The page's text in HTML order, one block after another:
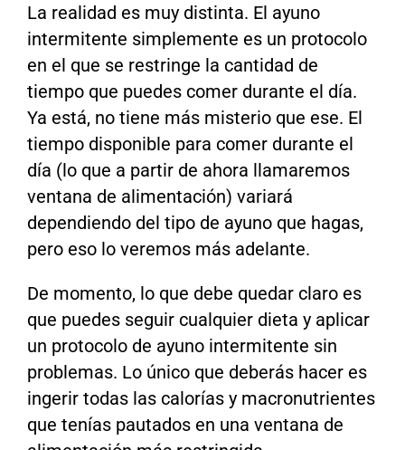
La realidad es muy distinta. El ayuno
intermitente simplemente es un protocolo
en el que se restringe la cantidad de
tiempo que puedes comer durante el día.
Ya está, no tiene más misterio que ese. El
tiempo disponible para comer durante el
día (lo que a partir de ahora llamaremos
ventana de alimentación) variará
dependiendo del tipo de ayuno que hagas,
pero eso lo veremos más adelante.
De momento, lo que debe quedar claro es
que puedes seguir cualquier dieta y aplicar
un protocolo de ayuno intermitente sin
problemas. Lo único que deberás hacer es
ingerir todas las calorías y macronutrientes
que tenías pautados en una ventana de